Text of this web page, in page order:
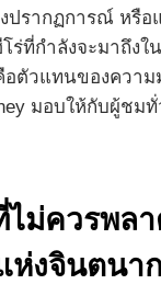
ปรากฏการณ์ หรือ
ร่ที่กำลังจะมาถึงใ
ตัวแทนของความ
มอบให้กับผู้ชมทั่
ม่ควรพล
ห่งจินตนา